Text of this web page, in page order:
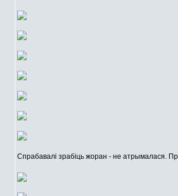
Спрабавалі зрабіць жоран - не атрымалася.